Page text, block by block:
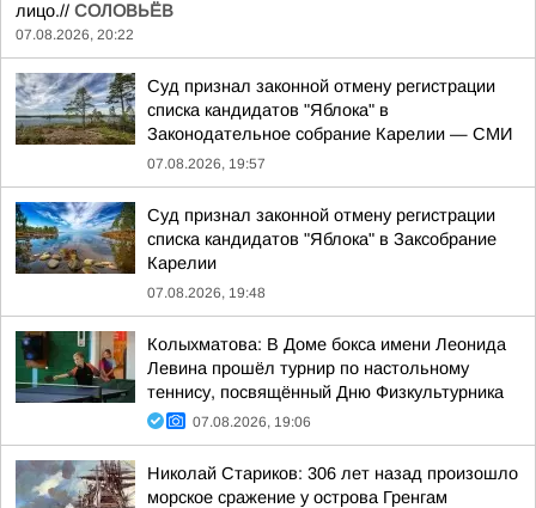
лицо.// СОЛОВЬЁВ
07.08.2026, 20:22
Суд признал законной отмену регистрации
списка кандидатов "Яблока" в
Законодательное собрание Карелии — СМИ
07.08.2026, 19:57
Суд признал законной отмену регистрации
списка кандидатов "Яблока" в Заксобрание
Карелии
07.08.2026, 19:48
Колыхматова: В Доме бокса имени Леонида
Левина прошёл турнир по настольному
теннису, посвящённый Дню Физкультурника
07.08.2026, 19:06
Николай Стариков: 306 лет назад произошло
морское сражение у острова Гренгам